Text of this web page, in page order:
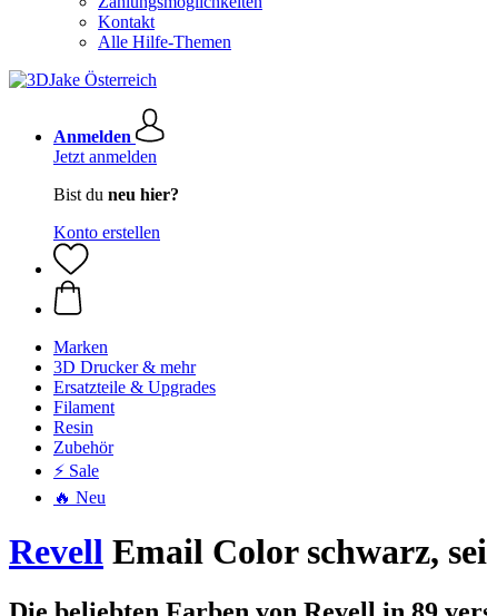
Kontakt
Alle Hilfe-Themen
Anmelden
Jetzt anmelden
Bist du neu hier?
Konto erstellen
Marken
3D Drucker & mehr
Ersatzteile & Upgrades
Filament
Resin
Zubehör
⚡ Sale
🔥 Neu
Revell Email Color schwarz,